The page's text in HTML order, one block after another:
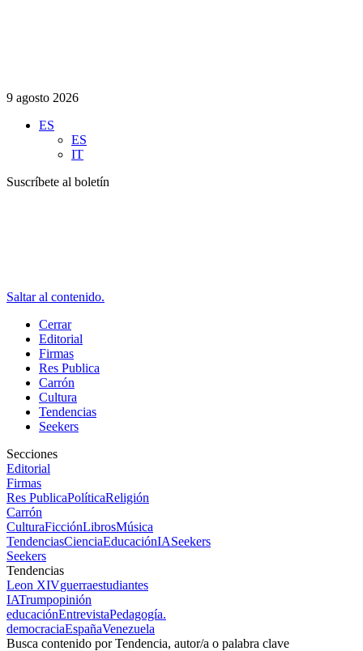
9 agosto 2026
ES
ES
IT
Suscríbete al boletín
Saltar al contenido.
Cerrar
Editorial
Firmas
Res Publica
Carrón
Cultura
Tendencias
Seekers
Secciones
Editorial
Firmas
Res PublicaPolíticaReligión
Carrón
CulturaFicciónLibrosMúsica
TendenciasCienciaEducaciónIASeekers
Seekers
Tendencias
Leon XIVguerraestudiantes
IATrumpopinión
educaciónEntrevistaPedagogía.
democraciaEspañaVenezuela
Busca contenido por Tendencia, autor/a o palabra clave